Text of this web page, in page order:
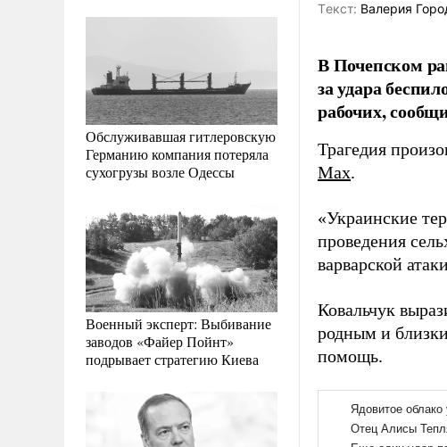
Обслуживавшая гитлеровскую
Германию компания потеряла
сухогрузы возле Одессы
Военный эксперт: Выбивание
заводов «Файер Пойнт»
подрывает стратегию Киева
Tекст: Валерия
В Почепском
за удара
рабочих,
Трагедия
Max.
«Украинские
проведения
варварской
Ковальчук
родным и
помощь.